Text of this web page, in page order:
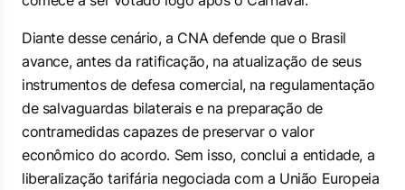
Diante desse cenário, a CNA defende que o Brasil
avance, antes da ratificação, na atualização de seus
instrumentos de defesa comercial, na regulamentação
de salvaguardas bilaterais e na preparação de
contramedidas capazes de preservar o valor
econômico do acordo. Sem isso, conclui a entidade, a
liberalização tarifária negociada com a União Europeia